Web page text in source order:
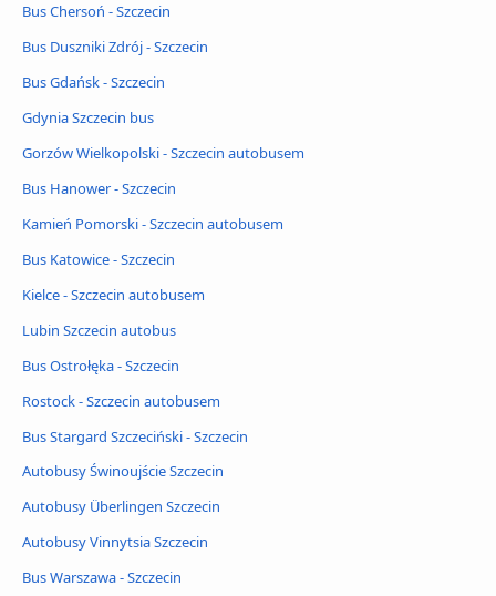
Bus Chersoń - Szczecin
Bus Duszniki Zdrój - Szczecin
Bus Gdańsk - Szczecin
Gdynia Szczecin bus
Gorzów Wielkopolski - Szczecin autobusem
Bus Hanower - Szczecin
Kamień Pomorski - Szczecin autobusem
Bus Katowice - Szczecin
Kielce - Szczecin autobusem
Lubin Szczecin autobus
Bus Ostrołęka - Szczecin
Rostock - Szczecin autobusem
Bus Stargard Szczeciński - Szczecin
Autobusy Świnoujście Szczecin
Autobusy Überlingen Szczecin
Autobusy Vinnytsia Szczecin
Bus Warszawa - Szczecin